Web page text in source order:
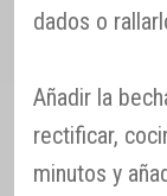
dados o
Añadir la
rectificar,
minutos y